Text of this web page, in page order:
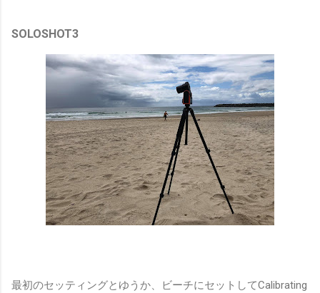
SOLOSHOT3
最初のセッティングとゆうか、ビーチにセットしてCalibrating